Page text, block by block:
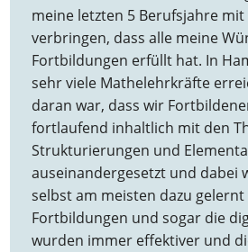
meine letzten 5 Berufsjahre
verbringen, dass alle meine
Fortbildungen erfüllt hat. In
sehr viele Mathelehrkräfte
daran war, dass wir
fortlaufend inhaltlich mit den
Strukturierungen und
auseinandergesetzt und dabei
selbst am meisten dazu
Fortbildungen und sogar die
wurden immer effektiver und